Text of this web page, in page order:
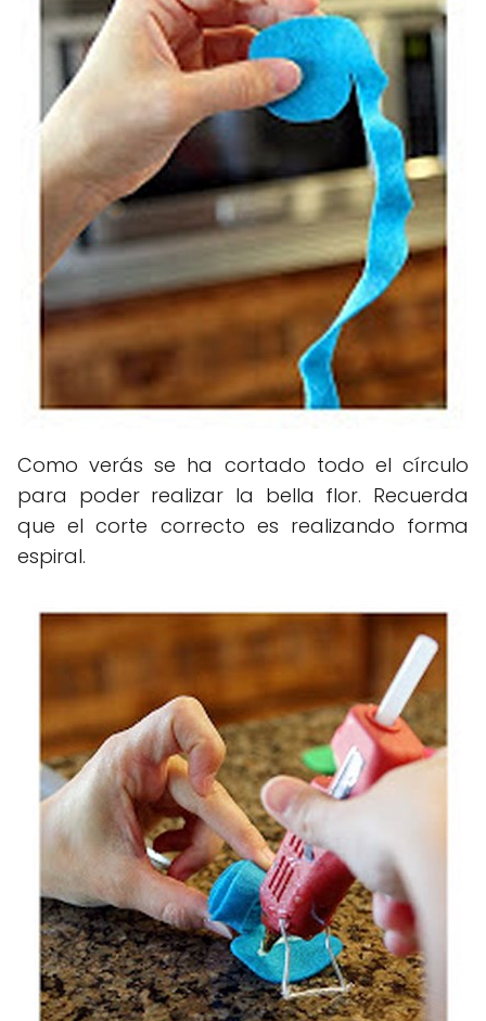
Como verás se ha cortado todo el círculo
para poder realizar la bella flor. Recuerda
que el corte correcto es realizando forma
espiral.